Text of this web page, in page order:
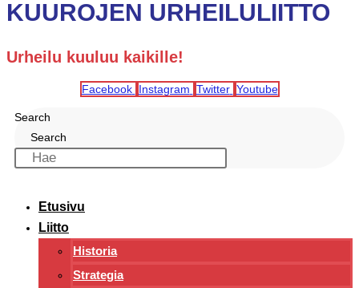
KUUROJEN URHEILULIITTO
Urheilu kuuluu kaikille!
Facebook Instagram Twitter Youtube
Search
Search
Etusivu
Liitto
Historia
Strategia